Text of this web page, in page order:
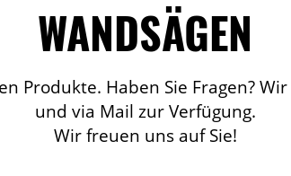
WANDSÄGEN
Produkte. Haben Sie Fragen?
und via Mail zur Verfügung.
Wir freuen uns auf Sie!